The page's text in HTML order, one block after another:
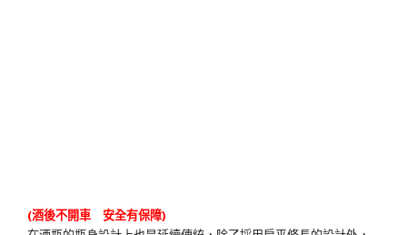
(酒後不開車 安全有保障)